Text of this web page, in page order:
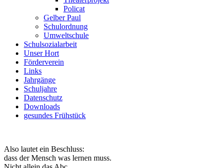
Policat
Gelber Paul
Schulordnung
Umweltschule
Schulsozialarbeit
Unser Hort
Förderverein
Links
Jahrgänge
Schuljahre
Datenschutz
Downloads
gesundes Frühstück
Also lautet ein Beschluss:
dass der Mensch was lernen muss.